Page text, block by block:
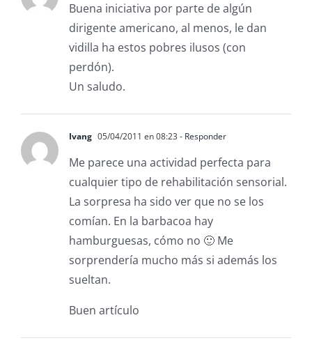
Buena iniciativa por parte de algún
dirigente americano, al menos, le dan
vidilla ha estos pobres ilusos (con
perdón).
Un saludo.
Ivang 05/04/2011 en 08:23- Responder
Me parece una actividad perfecta para
cualquier tipo de rehabilitación sensorial.
La sorpresa ha sido ver que no se los
comían. En la barbacoa hay
hamburguesas, cómo no 🙂 Me
sorprendería mucho más si además los
sueltan.
Buen artículo